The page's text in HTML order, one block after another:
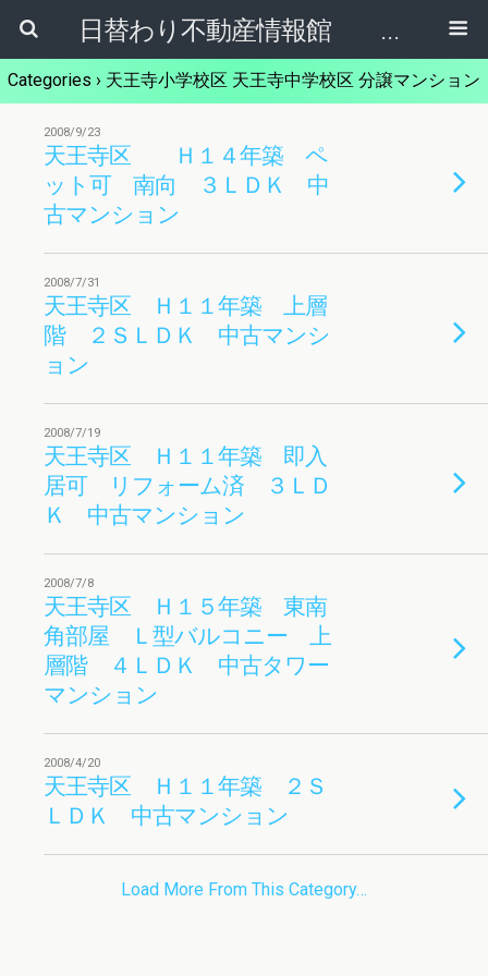
日替わり不動産情報館 リア･ライブログ
Categories › 天王寺小学校区 天王寺中学校区 分譲マンション
2008/9/23
天王寺区 Ｈ１４年築 ペ
ット可 南向 ３ＬＤＫ 中
古マンション
2008/7/31
天王寺区 Ｈ１１年築 上層
階 ２ＳＬＤＫ 中古マンシ
ョン
2008/7/19
天王寺区 Ｈ１１年築 即入
居可 リフォーム済 ３ＬＤ
Ｋ 中古マンション
2008/7/8
天王寺区 Ｈ１５年築 東南
角部屋 Ｌ型バルコニー 上
層階 ４ＬＤＫ 中古タワー
マンション
2008/4/20
天王寺区 Ｈ１１年築 ２Ｓ
ＬＤＫ 中古マンション
Load More From This Category…